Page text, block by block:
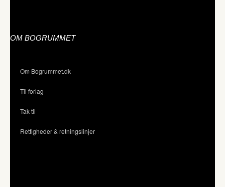
OM BOGRUMMET
Om Bogrummet.dk
Til forlag
Tak til
Rettigheder & retningslinjer